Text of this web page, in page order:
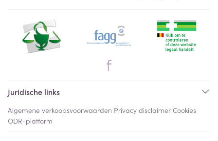
Juridische links
Algemene verkoopsvoorwaarden Privacy disclaimer Cookies
ODR-platform